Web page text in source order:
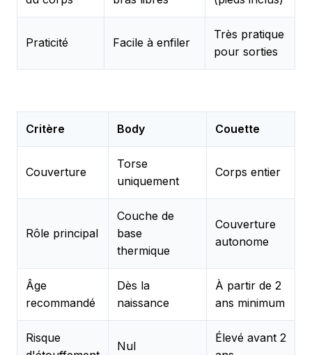
Praticité Facile à enfiler
Très pratique
pour sorties
Critère Body Couette
Couverture
Torse
uniquement
Corps entier
Rôle principal
Couche de
base
thermique
Couverture
autonome
Âge
recommandé
Dès la
naissance
À partir de 2
ans minimum
Risque
Nul
Élevé avant 2